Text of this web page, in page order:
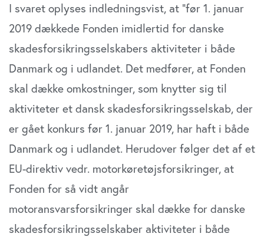
sociale medier, annonceringspartnere og
analysepartnere. Vores partnere kan kombinere disse
de har indsamlet fra din brug af deres tjenester. Du
samtykker til vores cookies, hvis du fortsætter med at
anvende vores hjemmeside.
I svaret oplyses indledningsvist, at ”før 1. januar
2019 dækkede Fonden imidlertid for danske
skadesforsikringsselskabers aktiviteter i både
Danmark og i udlandet. Det medfører, at Fonden
skal dække omkostninger, som knytter sig til
aktiviteter et dansk skadesforsikringsselskab, der
er gået konkurs før 1. januar 2019, har haft i både
Danmark og i udlandet. Herudover følger det af et
EU-direktiv vedr. motorkøretøjsforsikringer, at
Fonden for så vidt angår
motoransvarsforsikringer skal dække for danske
skadesforsikringsselskaber aktiviteter i både